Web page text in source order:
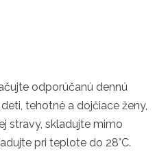
odporúčanú dennú
tehotné a dojčiace ženy,
stravy, skladujte mimo
pri teplote do 28°C.